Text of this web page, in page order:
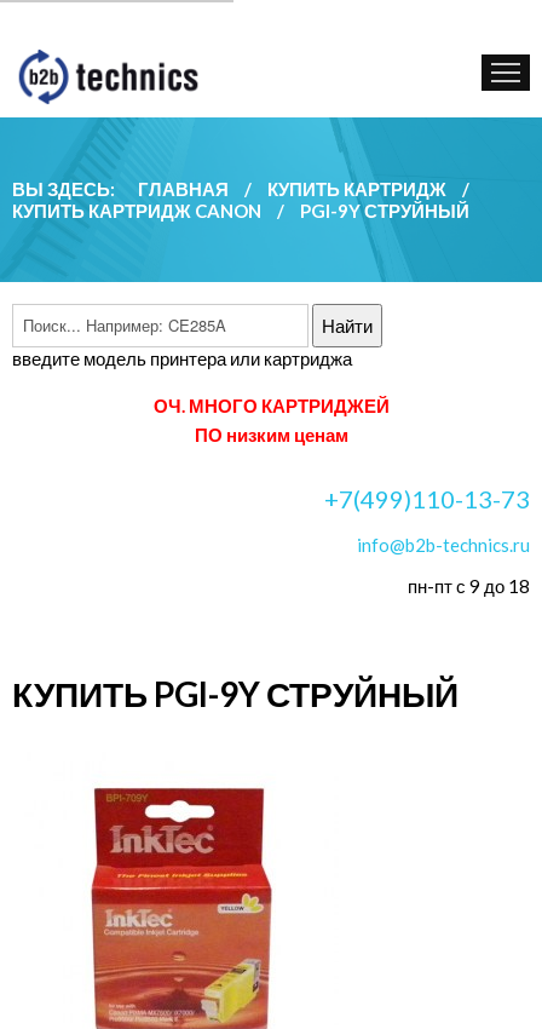
КУПИТЬ КАРТРИДЖ
ГОС. УЧРЕЖДЕНИЯМ
КОНТАКТЫ
ВЫ ЗДЕСЬ: ГЛАВНАЯ / КУПИТЬ КАРТРИДЖ
/
КУПИТЬ КАРТРИДЖ CANON
/ PGI-9Y СТРУЙНЫЙ
введите модель принтера или картриджа
ОЧ. МНОГО КАРТРИДЖЕЙ
ПО низким ценам
+7(499)110-13-73
info@b2b-technics.ru
пн-пт с 9 до 18
КУПИТЬ PGI-9Y СТРУЙНЫЙ